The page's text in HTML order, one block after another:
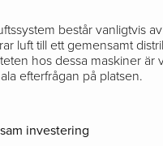
består vanligtvis
luft till ett gemensamt
hos dessa maskiner är
efterfrågan på platsen.
investering